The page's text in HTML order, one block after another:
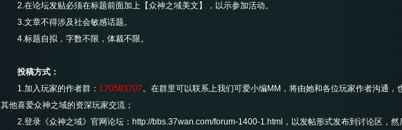
2.在论坛发贴必须在标题前面加上【众神之域美文】，以示参加活动。
3.文章不得涉及社会敏感话题。
4.标题自拟，字数不限，体裁不限。
投稿方式：
1.加入玩家的作者群： 170583707。在群里可以联系上我们可爱小编MM，将由她和各位玩家作者沟通，
其他喜爱众神之域的资深玩家交流；
2.登录《众神之域》官网论坛： http://bbs.37wan.com/forum-1400-1.html ，以发帖形式发布到讨论区，